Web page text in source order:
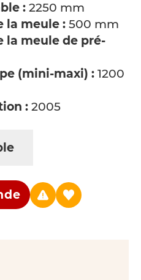
: 2250 mm
la meule : 500 mm
la meule de pré-
(mini-maxi) : 1200
: 2005